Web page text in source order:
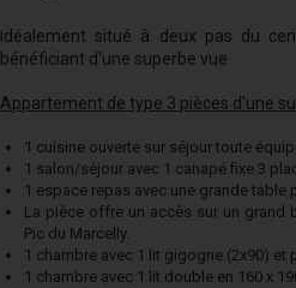
Idéalement situé à deux pas du
bénéficiant d'une superbe vue
Appartement de type 3 pièces d'une
1 cuisine ouverte sur séjour toute
1 salon/séjour avec 1 canapé fixe 3
1 espace repas avec une grande table
La pièce offre un accès sur un grand
Pic du Marcelly.
1 chambre avec 1 lit gigogne (2x90) et
1 chambre avec 1 lit double en 160 x